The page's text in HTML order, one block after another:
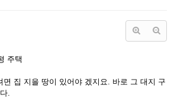
주택
면 집 지을 땅이 있어야 겠지요. 바로 그 대지 구
.